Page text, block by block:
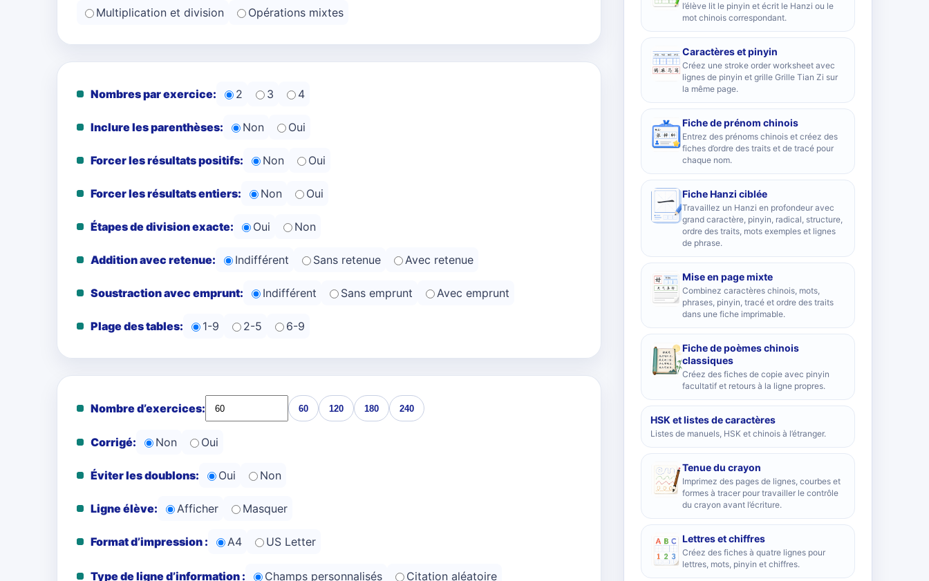
Multiplication et division
Opérations mixtes
Nombres par exercice: 2 3 4
Inclure les parenthèses: Non Oui
Forcer les résultats positifs: Non Oui
Forcer les résultats entiers: Non Oui
Étapes de division exacte: Oui Non
Addition avec retenue: Indifférent Sans retenue Avec retenue
Soustraction avec emprunt: Indifférent Sans emprunt Avec emprunt
Plage des tables: 1-9 2-5 6-9
Nombre d’exercices: 60 120 180 240
Corrigé: Non Oui
Éviter les doublons: Oui Non
Ligne élève: Afficher Masquer
Format d’impression : A4 US Letter
Type de ligne d’information : Champs personnalisés
Citation aléatoire
l’élève lit le pinyin et écrit le Hanzi ou le
mot chinois correspondant.
Caractères et pinyin
Créez une stroke order worksheet avec
lignes de pinyin et grille Grille Tian Zi sur
la même page.
Fiche de prénom chinois
Entrez des prénoms chinois et créez des
fiches d’ordre des traits et de tracé pour
chaque nom.
Fiche Hanzi ciblée
Travaillez un Hanzi en profondeur avec
grand caractère, pinyin, radical, structure,
ordre des traits, mots exemples et lignes
de phrase.
Mise en page mixte
Combinez caractères chinois, mots,
phrases, pinyin, tracé et ordre des traits
dans une fiche imprimable.
Fiche de poèmes chinois
classiques
Créez des fiches de copie avec pinyin
facultatif et retours à la ligne propres.
HSK et listes de caractères
Listes de manuels, HSK et chinois à l’étranger.
Tenue du crayon
Imprimez des pages de lignes, courbes et
formes à tracer pour travailler le contrôle
du crayon avant l’écriture.
Lettres et chiffres
Créez des fiches à quatre lignes pour
lettres, mots, pinyin et chiffres.